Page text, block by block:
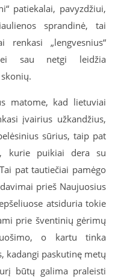
patiekalai, pavyzdžiui,
sprandinė, tai
„lengvesnius“
sau netgi leidžia
matome, kad lietuviai
įvairius užkandžius,
sūrius, taip pat
kurie puikiai dera su
pat tautiečiai pamėgo
prieš Naujuosius
atsiduria tokie
prie šventinių gėrimų
o kartu tinka
kadangi paskutinę metų
būtų galima praleisti